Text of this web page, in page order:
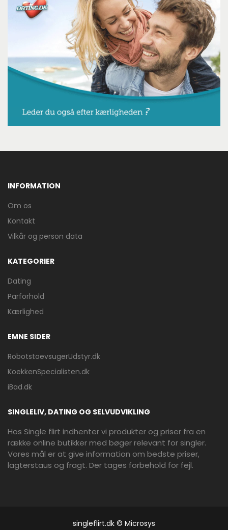
INFORMATION
Om os
Kontakt
Vilkår og person data
KATEGORIER
Dating
Parforhold
Kærlighed
EMNE SIDER
RobotstoevsugerUdstyr.dk
KoekkenSpecialisten.dk
iBad.dk
SINGLELIV, DATING OG SELVUDVIKLING
Hos Single flirt indhenter vi produkter og priser fra en
række online butikker med bøger relevant for singler.
Vores mål er at give information om bedste priser,
lagterstaus og fragt. Der tages forbehold for fejl.
singleflirt.dk © Microsys